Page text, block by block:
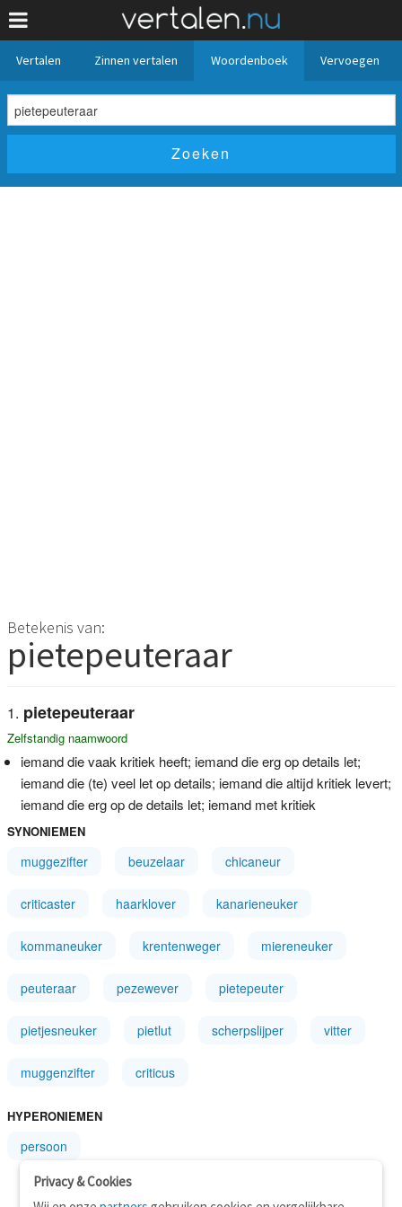
Vertalen Zinnen vertalen Woordenboek Vervoegen
Betekenis van:
pietepeuteraar
pietepeuteraar
Zelfstandig naamwoord
iemand die vaak kritiek heeft; iemand die erg op details let;
iemand die (te) veel let op details; iemand die altijd kritiek levert;
iemand die erg op de details let; iemand met kritiek
SYNONIEMEN
muggezifter beuzelaar chicaneur
criticaster haarklover kanarieneuker
kommaneuker krentenweger miereneuker
peuteraar pezewever pietepeuter
pietjesneuker pietlut scherpslijper vitter
muggenzifter criticus
HYPERONIEMEN
persoon
Privacy & Cookies